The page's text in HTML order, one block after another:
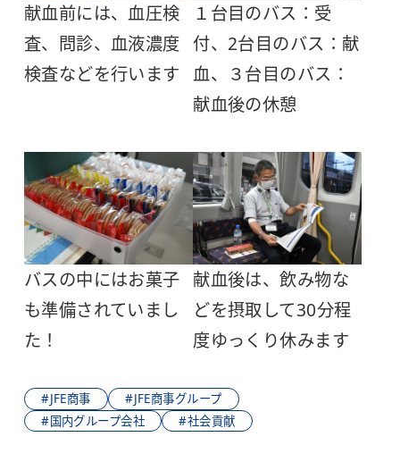
献血前には、血圧検
査、問診、血液濃度
検査などを行います
１台目のバス：受
付、2台目のバス：献
血、３台目のバス：
献血後の休憩
バスの中にはお菓子
も準備されていまし
た！
献血後は、飲み物な
どを摂取して30分程
度ゆっくり休みます
#JFE商事
#JFE商事グループ
#国内グループ会社
#社会貢献